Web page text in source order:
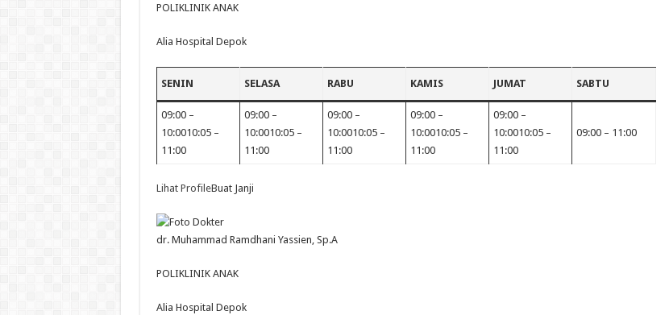
POLIKLINIK ANAK
Alia Hospital Depok
SENIN SELASA RABU KAMIS JUMAT SABTU
09:00 –
10:0010:05 –
11:00
09:00 –
10:0010:05 –
11:00
09:00 –
10:0010:05 –
11:00
09:00 –
10:0010:05 –
11:00
09:00 –
10:0010:05 –
11:00
09:00 – 11:00
Lihat ProfileBuat Janji
dr. Muhammad Ramdhani Yassien, Sp.A
POLIKLINIK ANAK
Alia Hospital Depok